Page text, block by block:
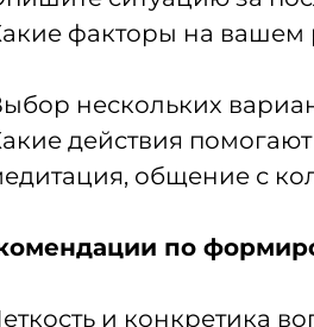
факторы на вашем
нескольких
действия
общение с
по
и конкретика